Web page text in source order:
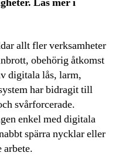
Läs mer i
allt fler verksamheter
obehörig åtkomst
digitala lås, larm,
har bidragit till
svårforcerade.
enkel med digitala
spärra nycklar eller
arbete.